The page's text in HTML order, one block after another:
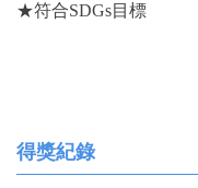
★符合SDGs目標
得獎紀錄